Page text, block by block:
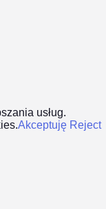
usług.
Akceptuję Reject